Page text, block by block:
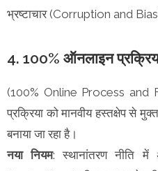
भ्रष्टाचार (Corruption and
4. 100% ऑनलाइन
(100% Online Process and
प्रक्रिया को मानवीय हस्तक्षेप से
बनाया जा रहा है।
नया नियम: स्थानांतरण नीति